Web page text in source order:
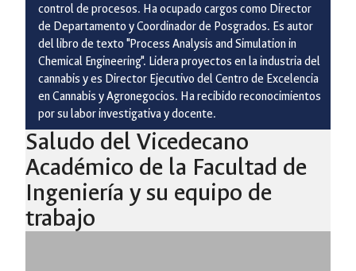
control de procesos. Ha ocupado cargos como Director
de Departamento y Coordinador de Posgrados. Es autor
del libro de texto "Process Analysis and Simulation in
Chemical Engineering". Lidera proyectos en la industria del
cannabis y es Director Ejecutivo del Centro de Excelencia
en Cannabis y Agronegocios. Ha recibido reconocimientos
por su labor investigativa y docente.
Saludo del Vicedecano
Académico de la Facultad de
Ingeniería y su equipo de
trabajo